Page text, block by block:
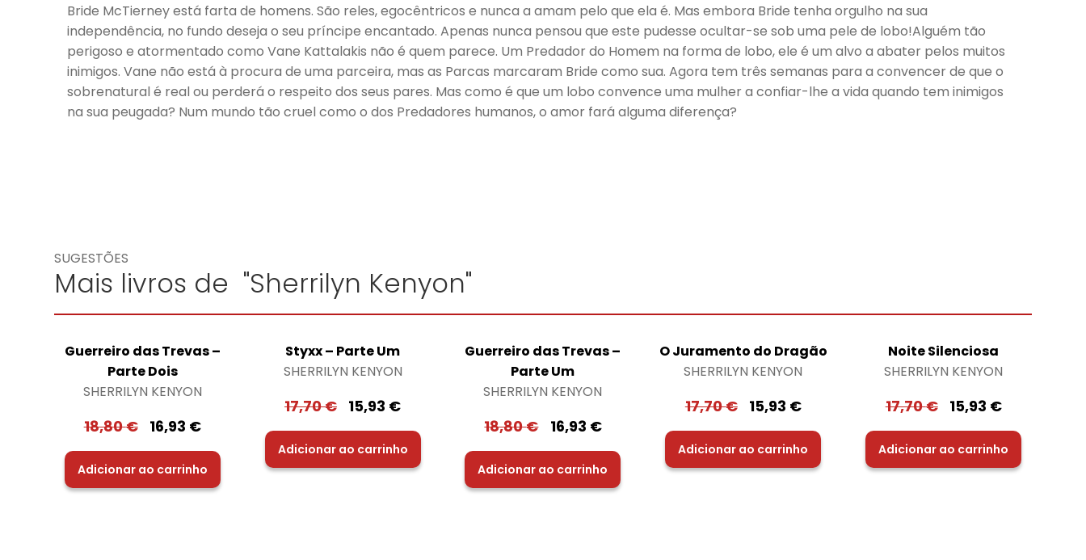
Bride McTierney está farta de homens. São reles, egocêntricos e nunca a amam pelo que ela é. Mas embora Bride tenha orgulho na sua
independência, no fundo deseja o seu príncipe encantado. Apenas nunca pensou que este pudesse ocultar-se sob uma pele de lobo!Alguém tão
perigoso e atormentado como Vane Kattalakis não é quem parece. Um Predador do Homem na forma de lobo, ele é um alvo a abater pelos muitos
inimigos. Vane não está à procura de uma parceira, mas as Parcas marcaram Bride como sua. Agora tem três semanas para a convencer de que o
sobrenatural é real ou perderá o respeito dos seus pares. Mas como é que um lobo convence uma mulher a confiar-lhe a vida quando tem inimigos
na sua peugada? Num mundo tão cruel como o dos Predadores humanos, o amor fará alguma diferença?
SUGESTÕES
Mais livros de "Sherrilyn Kenyon"
Guerreiro das Trevas –
Parte Dois
SHERRILYN KENYON
18,80€ 16,93 €
Adicionar ao carrinho
Styxx – Parte Um
SHERRILYN KENYON
17,70€ 15,93 €
Adicionar ao carrinho
Guerreiro das Trevas –
Parte Um
SHERRILYN KENYON
18,80€ 16,93 €
Adicionar ao carrinho
O Juramento do Dragão
SHERRILYN KENYON
17,70€ 15,93 €
Adicionar ao carrinho
Noite Silenciosa
SHERRILYN KENYON
17,70€ 15,93 €
Adicionar ao carrinho